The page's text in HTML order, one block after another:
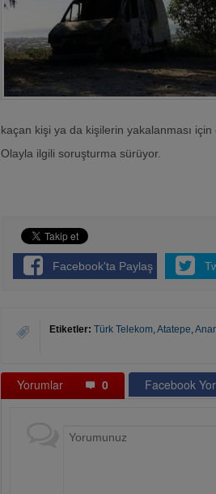
kaçan kişi ya da kişilerin yakalanması için
Olayla ilgili soruşturma sürüyor.
Facebook'ta Paylaş
Etiketler: Türk Telekom,Atatepe,
Yorumlar 0 Facebook